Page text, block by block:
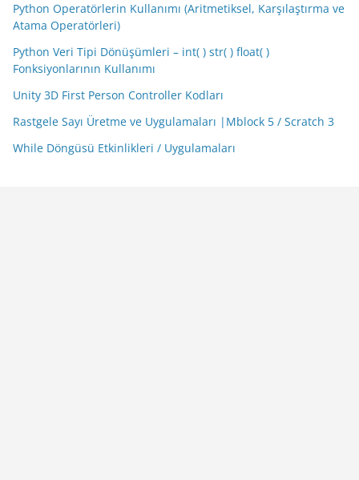
Python Operatörlerin Kullanımı (Aritmetiksel, Karşılaştırma ve
Atama Operatörleri)
Python Veri Tipi Dönüşümleri – int( ) str( ) float( )
Fonksiyonlarının Kullanımı
Unity 3D First Person Controller Kodları
Rastgele Sayı Üretme ve Uygulamaları |Mblock 5 / Scratch 3
While Döngüsü Etkinlikleri / Uygulamaları